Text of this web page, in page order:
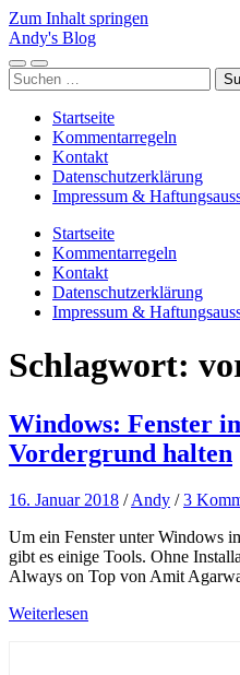
Zum Inhalt springen
Andy's Blog
Mobile-
Menü
Suchfeld
ein-/ausblenden
Suchen
nach:
Startseite
Kommentarregeln
Kontakt
Datenschutzerklärung
Impressum &
Startseite
Kommentarregeln
Kontakt
Datenschutzerklärung
Impressum &
Schlagwort:
Windows: Fenster
Vordergrund halten
16. Januar 2018 /Andy /3
Um ein Fenster unter Windows
gibt es einige Tools. Ohne
Always on Top von Amit
Weiterlesen